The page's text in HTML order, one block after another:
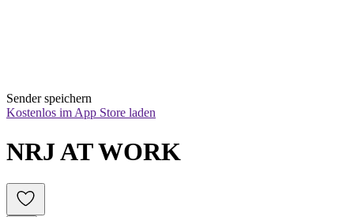
Sender speichern
Kostenlos im App Store laden
NRJ AT WORK